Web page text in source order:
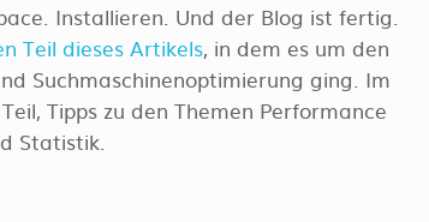
Installieren. Und der Blog ist fertig.
Teil dieses Artikels, in dem es um den
Suchmaschinenoptimierung ging. Im
Tipps zu den Themen Performance
Statistik.